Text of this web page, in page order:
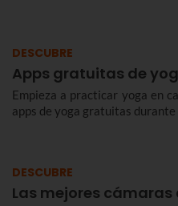
DESCUBRE
Apps gratuitas de
Empieza a practicar yoga en
apps de yoga gratuitas durante
DESCUBRE
Las mejores